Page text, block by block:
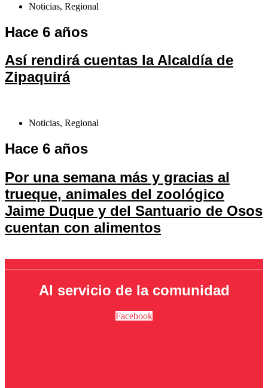
Noticias, Regional
Hace 6 años
Así rendirá cuentas la Alcaldía de
Zipaquirá
Noticias, Regional
Hace 6 años
Por una semana más y gracias al
trueque, animales del zoológico
Jaime Duque y del Santuario de Osos
cuentan con alimentos
Al servicio de la comunidad
Facebook